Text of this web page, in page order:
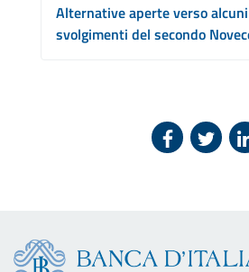
Alternative aperte verso
svolgimenti del secondo